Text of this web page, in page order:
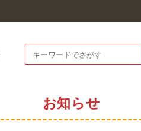
お知らせ